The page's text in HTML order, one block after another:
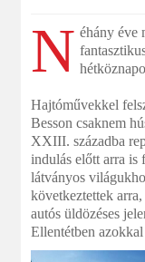
N éhány éve
Hajtóművekkel
Besson csaknem
XXIII. századba
indulás előtt arra is
látványos
következtettek
autós üldözéses
Ellentétben